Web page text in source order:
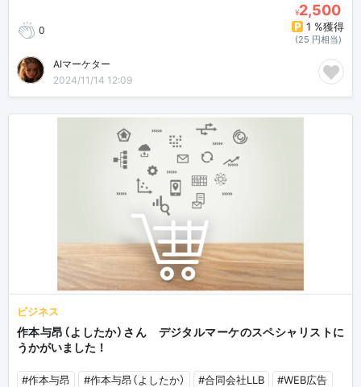
0
¥2,500
1 %獲得
(25 円相当)
AIマーケター
2024/11/14 12:09
ビジネス
作本与昂（よしたか）さん デジタルマーケのスペシャリストに
うかがいました！
#作本与昂 #作本与昂（よしたか） #合同会社LLB
#WEB広告